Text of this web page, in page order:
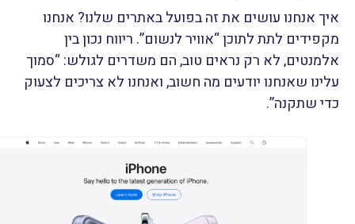
איך אנחנו עושים את זה בפועל באתרים שלנו? אנחנו
מקפידים לתת לתוכן “אוויר לנשום”. ריווח נכון בין
אלמנטים, לא רק נראים טוב, הם משדרים לגולש: “סמוך
עלינו שאנחנו יודעים מה חשוב, ואנחנו לא צריכים לצעוק
כדי שתקנה”.